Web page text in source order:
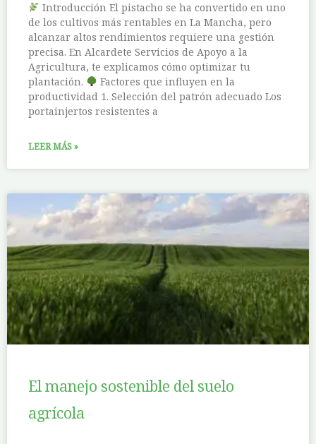
Introducción El pistacho se ha convertido en uno
de los cultivos más rentables en La Mancha, pero
alcanzar altos rendimientos requiere una gestión
precisa. En Alcardete Servicios de Apoyo a la
Agricultura, te explicamos cómo optimizar tu
plantación.
Factores que influyen en la
productividad 1. Selección del patrón adecuado Los
portainjertos resistentes a
LEER MÁS »
El manejo sostenible del suelo
agrícola